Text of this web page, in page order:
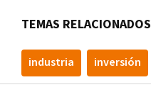
TEMAS RELACIONADOS
industria inversión